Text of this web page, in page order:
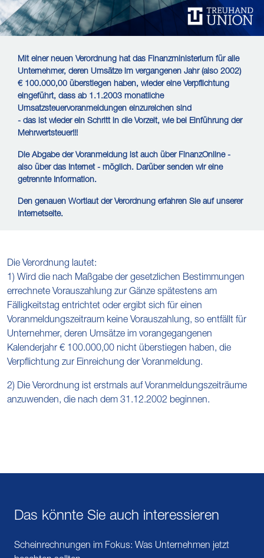
Mit einer neuen Verordnung hat das Finanzministerium für alle
Unternehmer, deren Umsätze im vergangenen Jahr (also 2002)
€ 100.000,00 überstiegen haben, wieder eine Verpflichtung
eingeführt, dass ab 1.1.2003 monatliche
Umsatzsteuervoranmeldungen einzureichen sind
- das ist wieder ein Schritt in die Vorzeit, wie bei Einführung der
Mehrwertsteuer!!!
Die Abgabe der Voranmeldung ist auch über FinanzOnline -
also über das Internet - möglich. Darüber senden wir eine
getrennte Information.
Den genauen Wortlaut der Verordnung erfahren Sie auf unserer
Internetseite.
Die Verordnung lautet:
1) Wird die nach Maßgabe der gesetzlichen Bestimmungen
errechnete Vorauszahlung zur Gänze spätestens am
Fälligkeitstag entrichtet oder ergibt sich für einen
Voranmeldungszeitraum keine Vorauszahlung, so entfällt für
Unternehmer, deren Umsätze im vorangegangenen
Kalenderjahr € 100.000,00 nicht überstiegen haben, die
Verpflichtung zur Einreichung der Voranmeldung.
2) Die Verordnung ist erstmals auf Voranmeldungszeiträume
anzuwenden, die nach dem 31.12.2002 beginnen.
Das könnte Sie auch interessieren
Scheinrechnungen im Fokus: Was Unternehmen jetzt